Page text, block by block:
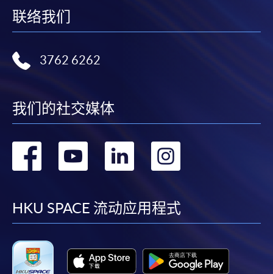
联络我们
3762 6262
我们的社交媒体
转
facebook
转
youtube
转
linkedin
HKU SPACE 流动应用程式